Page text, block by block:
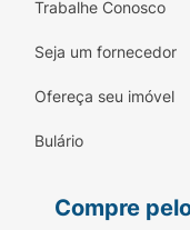
Trabalhe Conosco
Seja um fornecedor
Ofereça seu imóvel
Bulário
Compre